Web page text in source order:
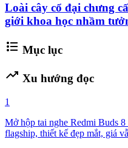
Loài cây cổ đại chưng
giới khoa học nhầm
format_list_bulleted Mục lục
trending_up Xu hướng đọc
1
Mở hộp tai nghe Redmi Buds
flagship, thiết kế đẹp mắt, giá